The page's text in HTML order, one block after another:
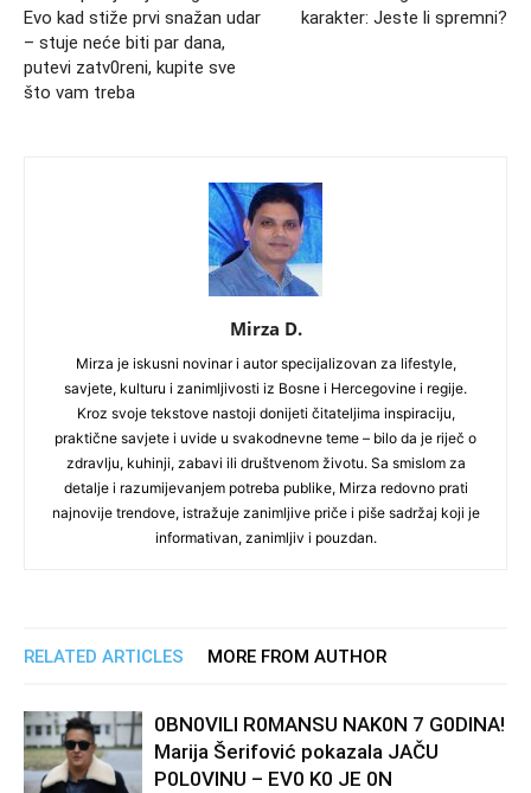
Evo kad stiže prvi snažan udar
– stuje neće biti par dana,
putevi zatv0reni, kupite sve
što vam treba
karakter: Jeste li spremni?
Mirza D.
Mirza je iskusni novinar i autor specijalizovan za lifestyle,
savjete, kulturu i zanimljivosti iz Bosne i Hercegovine i regije.
Kroz svoje tekstove nastoji donijeti čitateljima inspiraciju,
praktične savjete i uvide u svakodnevne teme – bilo da je riječ o
zdravlju, kuhinji, zabavi ili društvenom životu. Sa smislom za
detalje i razumijevanjem potreba publike, Mirza redovno prati
najnovije trendove, istražuje zanimljive priče i piše sadržaj koji je
informativan, zanimljiv i pouzdan.
RELATED ARTICLES MORE FROM AUTHOR
0BN0VlLl R0MANSU NAK0N 7 G0DlNA!
Marija Šerifović pokazala JAČU
P0L0VINU – EV0 K0 JE 0N